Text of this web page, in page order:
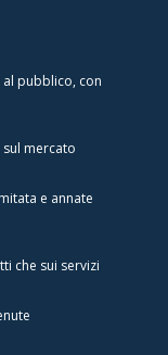
al pubblico, con
mercato
e annate
che sui servizi